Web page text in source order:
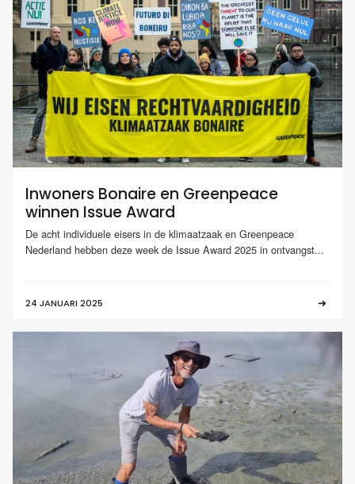
Inwoners Bonaire en Greenpeace
winnen Issue Award
De acht individuele eisers in de klimaatzaak en Greenpeace
Nederland hebben deze week de Issue Award 2025 in ontvangst...
24 JANUARI 2025